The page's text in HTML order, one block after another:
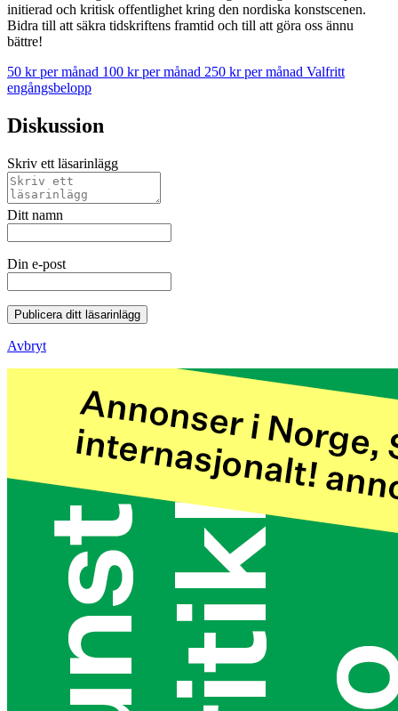
initierad och kritisk offentlighet kring den nordiska konstscenen.
Bidra till att säkra tidskriftens framtid och till att göra oss ännu
bättre!
50 kr per månad 100 kr per månad 250 kr per månad Valfritt
engångsbelopp
Diskussion
Skriv ett läsarinlägg
Ditt namn
Din e-post
Publicera ditt läsarinlägg
Avbryt